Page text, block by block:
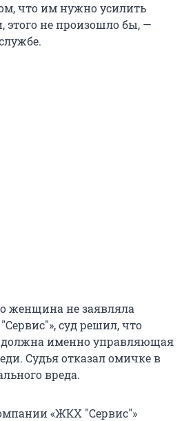
что им нужно усилить
этого не произошло бы, —
женщина не заявляла
суд решил, что
должна именно управляющая
Судья отказал омичке в
вреда.
«ЖКХ "Сервис"»